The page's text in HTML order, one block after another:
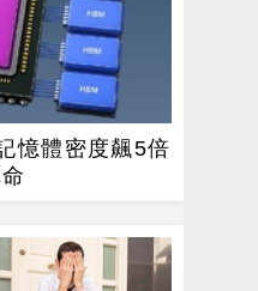
憶體密度飆5倍